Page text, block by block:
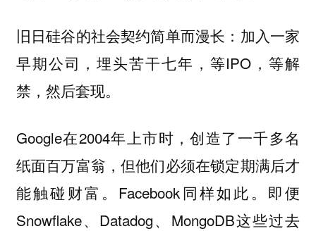
旧日硅谷的社会契约简单而漫长：加入一家
早期公司，埋头苦干七年，等IPO，等解
禁，然后套现。
Google在2004年上市时，创造了一千多名
纸面百万富翁，但他们必须在锁定期满后才
能触碰财富。Facebook同样如此。即便
Snowflake、Datadog、MongoDB这些过去